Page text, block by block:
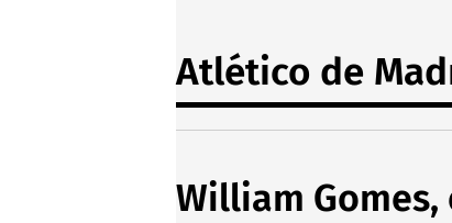
Atlético de
William